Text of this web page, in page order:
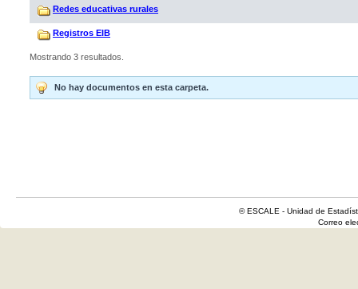
Redes educativas rurales
Registros EIB
Mostrando 3 resultados.
No hay documentos en esta carpeta.
© ESCALE - Unidad de
Correo